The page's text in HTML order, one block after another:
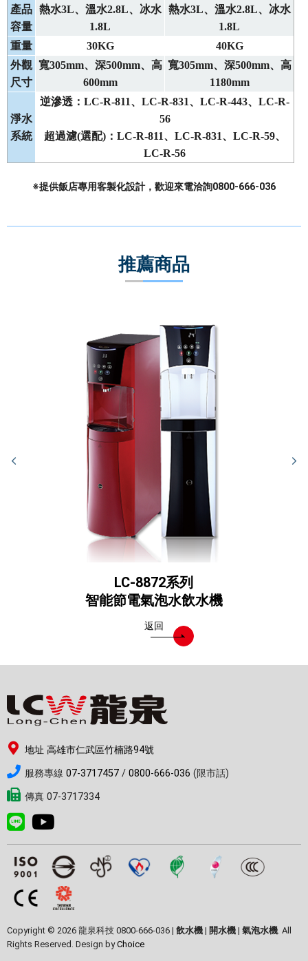
產品
容量
熱水3L、溫水2.8L、冰水
1.8L
熱水3L、溫水2.8L、冰水
1.8L
重量
30KG
40KG
外觀
尺寸
寬305mm、深500mm、高
600mm
寬305mm、深500mm、高
1180mm
淨水
系統
逆滲透：LC-R-811、LC-R-831、LC-R-443、LC-R-
56
超過濾(選配)：LC-R-811、LC-R-831、LC-R-59、
LC-R-56
※提供飯店專用客製化設計，歡迎來電洽詢0800-666-036
推薦商品
LC-8872系列
智能節電氣泡水飲水機
返回
地址 高雄市仁武區竹楠路94號
服務專線 07-3717457 / 0800-666-036 (限市話)
傳真 07-3717334
Copyright © 2026 龍泉科技 0800-666-036 | 飲水機 | 開水機 | 氣泡水機 . All
Rights Reserved. Design byChoice